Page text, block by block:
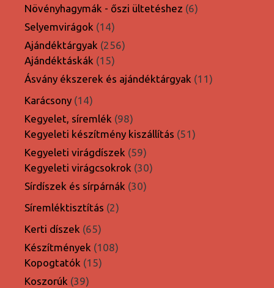
termék
Növényhagymák - őszi ültetéshez 66
Selyemvirágok 1414
termék
Ajándéktárgyak 256256
Ajándéktáskák 1515
termék
Ásvány ékszerek és ajándéktárgyak 1111
Karácsony 1414
termék
Kegyelet, síremlék 9898
termék
Kegyeleti készítmény kiszállítás 5151
Kegyeleti virágdíszek 5959
termék
Kegyeleti virágcsokrok 3030
Sírdíszek és sírpárnák 3030
Síremléktisztítás 22
Kerti díszek 6565
termék
Készítmények 108108
Kopogtatók 1515
Koszorúk 3939